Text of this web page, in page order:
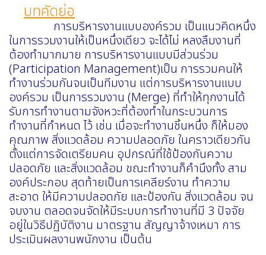
บทคัดย่อ
การบริหารงานแบบองค์รวม เป็นแนวคิดหนึ่ง
ในการรวมงานให้เป็นหนึ่งเดียว จะได้ไม่ หลงลืมงานที่
ต้องทำมากมาย การบริหารงานแบบมีส่วนร่วม
(Participation Management)เป็น การรวมคนให้
ทำงานร่วมกันจนเป็นทีมงาน แต่การบริหารงานแบบ
องค์รวม เป็นการรวมงาน (Merge) ที่ทำให้ทุกงานได้
รับการทำงานตามจังหวะที่ต้องทำในกระบวนการ
ทำงานที่กำหนด ไว้ เช่น เมื่อจะทำงานชิ้นหนึ่ง ก็ให้มอง
คุณภาพ สิ่งแวดล้อม ความปลอดภัย ในคราวเดียวกัน
ตั้งแต่การจัดเตรียมคน อุปกรณ์ที่ใช้ป้องกันความ
ปลอดภัย และสิ่งแวดล้อม ขณะทำงานก็คำนึงทั้ง สาม
องค์ประกอบ สุดท้ายเป็นการเคลียร์งาน ทำความ
สะอาด ให้มีความปลอดภัย และป้องกัน สิ่งแวดล้อม จน
จบงาน ตลอดจนจัดให้มีระบบการทำงานที่มี 3 ปัจจัย
อยู่ในวิธีปฏิบัติงาน มาตรฐาน สัญญาจ้างเหมา การ
ประเมินผลงานพนักงาน เป็นต้น